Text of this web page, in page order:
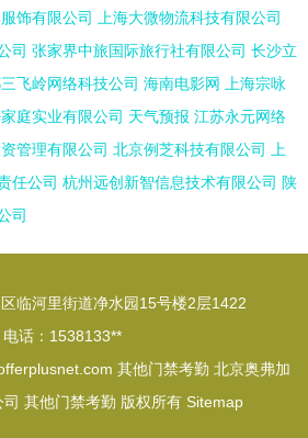
服饰有限公司
上海大微物流科技有限公司
司 张家界中旅国际旅行社有限公司 长沙立
飞岭网络科技公司 海南电影网
上海宗咏
庭实业有限公司 天气预报 江苏永元网络
管理有限公司 北京例芝科技有限公司
上
任公司 杭州远创新智信息技术有限公司 陕
司
临河里街道净水园15号楼2层1422
电话：1538133**
其他门禁考勤 北京奥弗加
其他门禁考勤 版权所有 Sitemap